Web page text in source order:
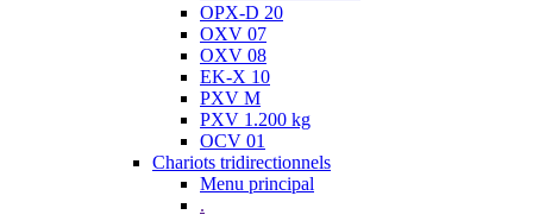
OPX-D 20
OXV 07
OXV 08
EK-X 10
PXV M
PXV 1.200 kg
OCV 01
Chariots tridirectionnels
Menu principal
.